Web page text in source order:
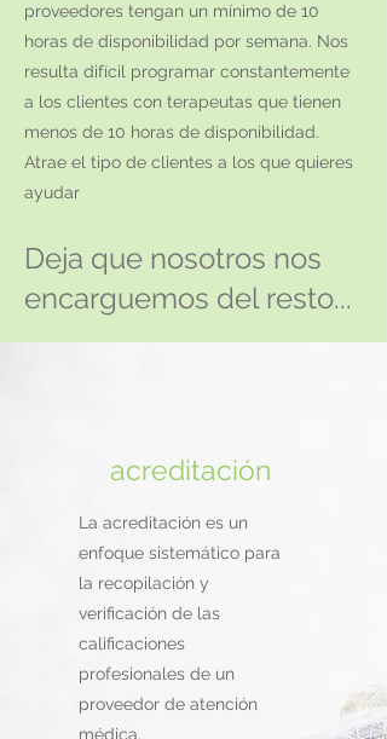
proveedores tengan un mínimo de 10
horas de disponibilidad por semana. Nos
resulta difícil programar constantemente
a los clientes con terapeutas que tienen
menos de 10 horas de disponibilidad.
Atrae el tipo de clientes a los que quieres
ayudar
Deja que nosotros nos
encarguemos del resto...
acreditación
La acreditación es un
enfoque sistemático para
la recopilación y
verificación de las
calificaciones
profesionales de un
proveedor de atención
médica.